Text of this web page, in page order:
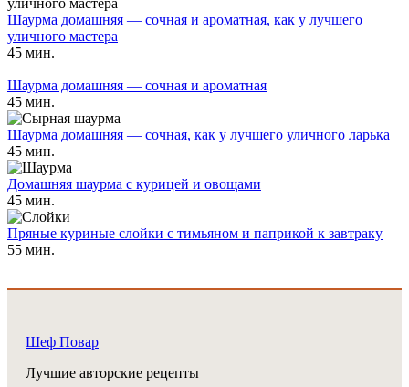
Шаурма домашняя — сочная и ароматная, как у лучшего
уличного мастера
45 мин.
Шаурма домашняя — сочная и ароматная
45 мин.
Шаурма домашняя — сочная, как у лучшего уличного ларька
45 мин.
Домашняя шаурма с курицей и овощами
45 мин.
Пряные куриные слойки с тимьяном и паприкой к завтраку
55 мин.
Шеф Повар
Лучшие авторские рецепты